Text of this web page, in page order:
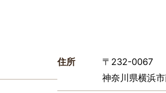
住所
〒232-0067
神奈川県横浜